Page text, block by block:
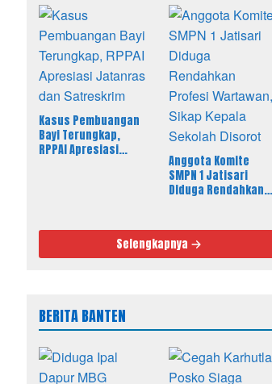
Korban
Kasus Pembuangan
Bayi Terungkap,
RPPAI Apresiasi
Anggota Komite
SMPN 1 Jatisari
Diduga Rendahkan
Disorot
Selengkapnya
BERITA BANTEN